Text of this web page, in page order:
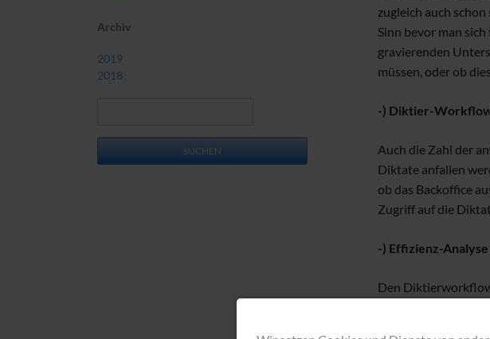
zugleich auch
Sinn bevor man
gravierenden
müssen, oder ob
-) Diktier-
Auch die Zahl der
Diktate anfallen
ob das Backoffice
Zugriff auf die
-) Effizienz-
Den
Schriftstück vorab
Und davon gibt es
Archiv
2019
2018
SUCHEN